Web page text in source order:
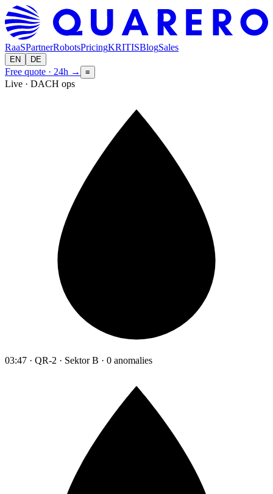
RaaSPartnerRobotsPricingKRITISBlogSales
EN DE
Free quote · 24h → ≡
Live · DACH ops
03:47 · QR-2 · Sektor B · 0 anomalies